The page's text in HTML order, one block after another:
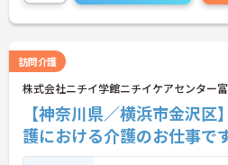
訪問介護
株式会社ニチイ学館ニチイケアセンター
【神奈川県／横浜市金沢
護における介護のお仕事で